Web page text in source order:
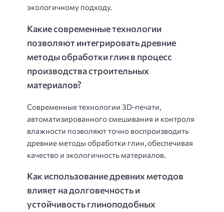
экологичному подходу.
Какие современные технологии
позволяют интегрировать древние
методы обработки глин в процесс
производства строительных
материалов?
Современные технологии 3D-печати,
автоматизированного смешивания и контроля
влажности позволяют точно воспроизводить
древние методы обработки глин, обеспечивая
качество и экологичность материалов.
Как использование древних методов
влияет на долговечность и
устойчивость глиноподобных